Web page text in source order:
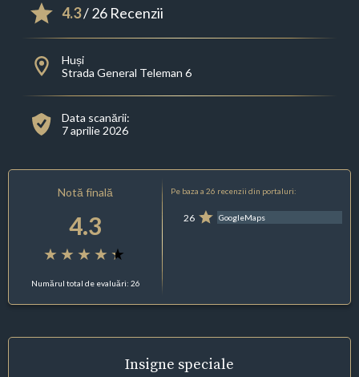
4.3/ 26 Recenzii
Huși
Strada General Teleman 6
Data scanării:
7 aprilie 2026
Notă finală
4.3
Numărul total de evaluări: 26
Pe baza a 26 recenzii din portaluri:
26 GoogleMaps
Insigne speciale